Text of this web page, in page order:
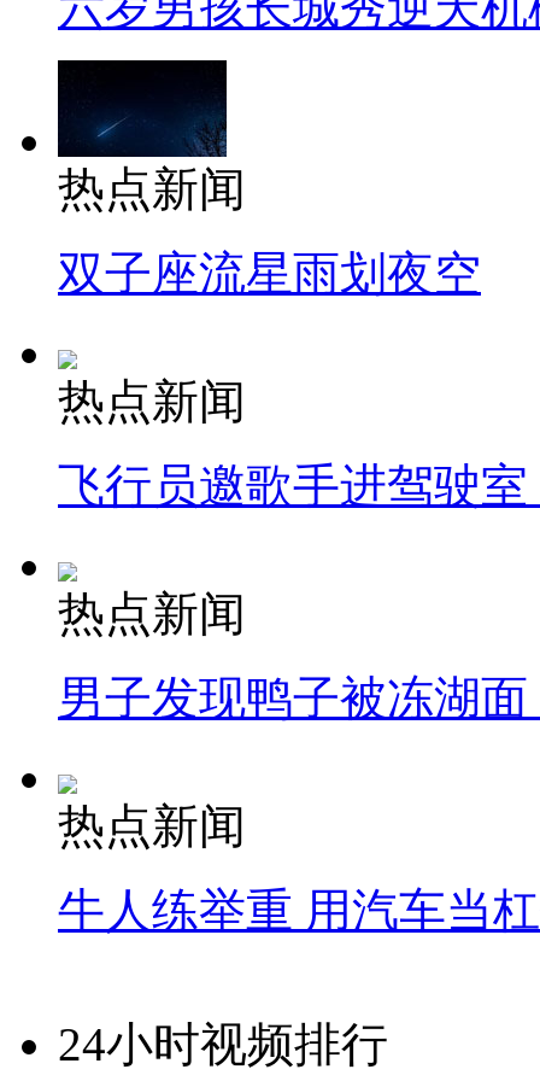
热点新闻
双子座流星雨划夜空
热点新闻
飞行员邀歌手进驾驶
热点新闻
男子发现鸭子被冻湖
热点新闻
牛人练举重 用汽车当
24小时视频排行